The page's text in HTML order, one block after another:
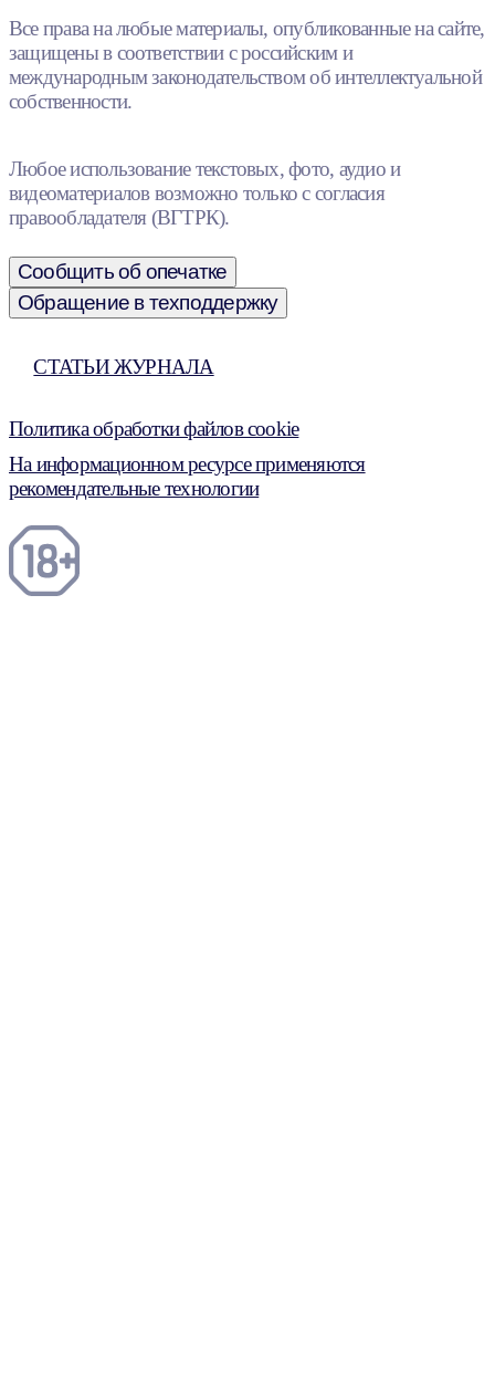
Все права на любые материалы, опубликованные на сайте,
защищены в соответствии с российским и
международным законодательством об интеллектуальной
собственности.
Любое использование текстовых, фото, аудио и
видеоматериалов возможно только с согласия
правообладателя (ВГТРК).
Сообщить об опечатке
Обращение в техподдержку
СТАТЬИ ЖУРНАЛА
Политика обработки файлов cookie
На информационном ресурсе применяются
рекомендательные технологии